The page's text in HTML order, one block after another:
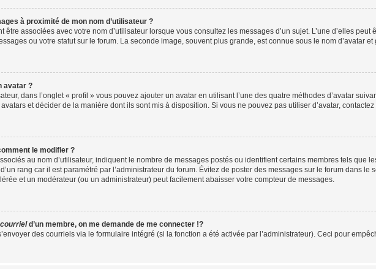
à proximité de mon nom d’utilisateur ?
être associées avec votre nom d’utilisateur lorsque vous consultez les messages d’un sujet. L’une d’elles
ou votre statut sur le forum. La seconde image, souvent plus grande, est connue sous le nom d’avatar
avatar ?
dans l’onglet « profil » vous pouvez ajouter un avatar en utilisant l’une des quatre méthodes d’avatar
et décider de la manière dont ils sont mis à disposition. Si vous ne pouvez pas utiliser d’avatar,
le modifier ?
au nom d’utilisateur, indiquent le nombre de messages postés ou identifient certains membres tels que
rang car il est paramétré par l’administrateur du forum. Évitez de poster des messages sur le forum dans
et un modérateur (ou un administrateur) peut facilement abaisser votre compteur de messages.
courrield’un membre, on me demande de me connecter !?
des courriels via le formulaire intégré (si la fonction a été activée par l’administrateur). Ceci pour